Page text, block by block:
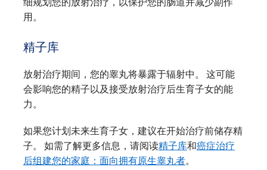
用。
精子库
放射治疗期间，您的睾丸将暴露于辐射中。 这可能
会影响您的精子以及接受放射治疗后生育子女的能
力。
如果您计划未来生育子女，建议在开始治疗前储存精
子。 如需了解更多信息，请阅读精子库和癌症治疗
后组建您的家庭：面向拥有原生睾丸者。